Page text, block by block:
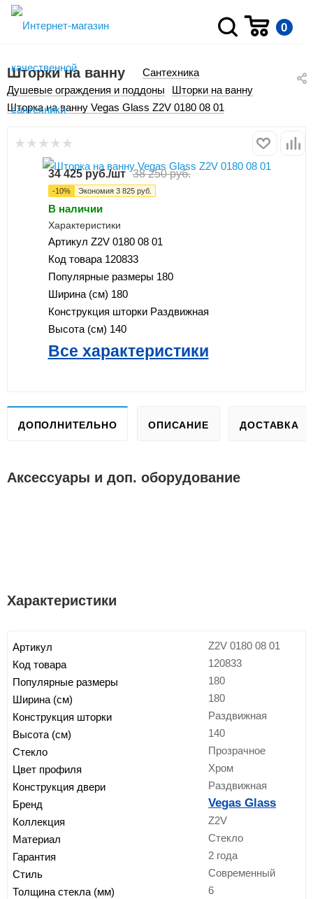
0
Шторки на ванну
Сантехника
Душевые ограждения и поддоны
Шторки на ванну
Шторка на ванну Vegas Glass Z2V 0180 08 01
34 425руб./шт 38 250руб.
-10% Экономия 3 825руб.
В наличии
Характеристики
Артикул Z2V 0180 08 01
Код товара 120833
Популярные размеры 180
Ширина (см) 180
Конструкция шторки Раздвижная
Высота (см) 140
Все характеристики
ДОПОЛНИТЕЛЬНО ОПИСАНИЕ ДОСТАВКА
Аксессуары и доп. оборудование
Характеристики
Артикул Z2V 0180 08 01
Код товара 120833
Популярные размеры 180
Ширина (см) 180
Конструкция шторки Раздвижная
Высота (см) 140
Стекло Прозрачное
Цвет профиля Хром
Конструкция двери Раздвижная
Бренд Vegas Glass
Коллекция Z2V
Материал Стекло
Гарантия 2 года
Стиль Современный
Толщина стекла (мм) 6